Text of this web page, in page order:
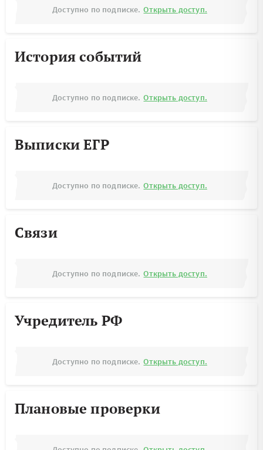
Доступно по подписке. Открыть доступ.
История событий
Доступно по подписке. Открыть доступ.
Выписки ЕГР
Доступно по подписке. Открыть доступ.
Связи
Доступно по подписке. Открыть доступ.
Учредитель РФ
Доступно по подписке. Открыть доступ.
Плановые проверки